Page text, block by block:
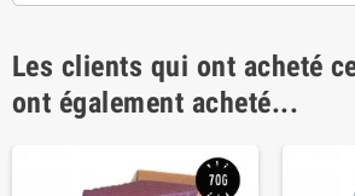
Les clients qui ont acheté
ont également acheté...